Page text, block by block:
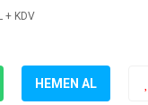
+ KDV
HEMEN AL